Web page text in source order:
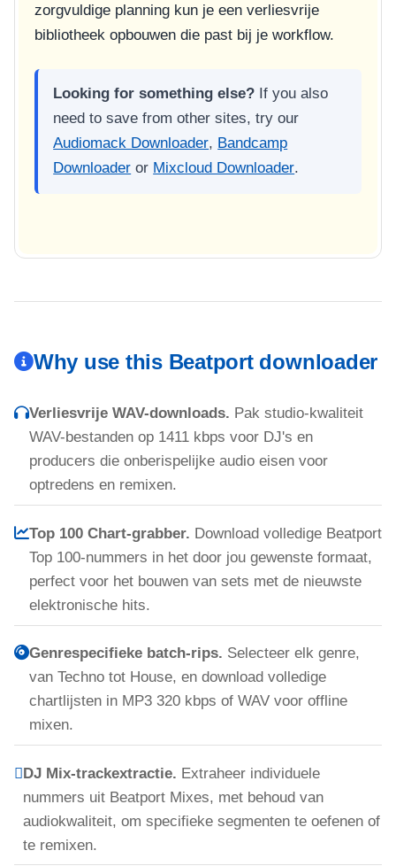
zorgvuldige planning kun je een verliesvrije
bibliotheek opbouwen die past bij je workflow.
Looking for something else? If you also
need to save from other sites, try our
Audiomack Downloader, Bandcamp
Downloader or Mixcloud Downloader.
Why use this Beatport downloader
Verliesvrije WAV-downloads. Pak studio-kwaliteit
WAV-bestanden op 1411 kbps voor DJ's en
producers die onberispelijke audio eisen voor
optredens en remixen.
Top 100 Chart-grabber. Download volledige Beatport
Top 100-nummers in het door jou gewenste formaat,
perfect voor het bouwen van sets met de nieuwste
elektronische hits.
Genrespecifieke batch-rips. Selecteer elk genre,
van Techno tot House, en download volledige
chartlijsten in MP3 320 kbps of WAV voor offline
mixen.
DJ Mix-trackextractie. Extraheer individuele
nummers uit Beatport Mixes, met behoud van
audiokwaliteit, om specifieke segmenten te oefenen of
te remixen.